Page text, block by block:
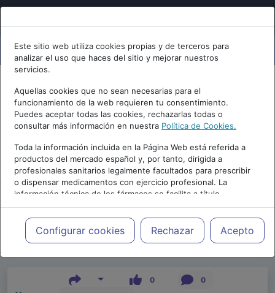
Este sitio web utiliza cookies propias y de terceros para
analizar el uso que haces del sitio y mejorar nuestros
servicios.
Aquellas cookies que no sean necesarias para el
funcionamiento de la web requieren tu consentimiento.
Puedes aceptar todas las cookies, rechazarlas todas o
consultar más información en nuestra Política de Cookies.
Toda la información incluida en la Página Web está referida a
productos del mercado español y, por tanto, dirigida a
profesionales sanitarios legalmente facultados para prescribir
o dispensar medicamentos con ejercicio profesional. La
información técnica de los fármacos se facilita a título
meramente informativo, siendo responsabilidad de los
profesionales facultados prescribir medicamentos y decidir, en
cada caso concreto, el tratamiento más adecuado a las
necesidades del paciente.
Configurar cookies Rechazar Acepto
Repositorio de Artículos |Psiquiatria.com|
9
Nº4 Edición | 2005
0 0